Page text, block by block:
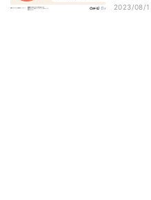
2023/08/